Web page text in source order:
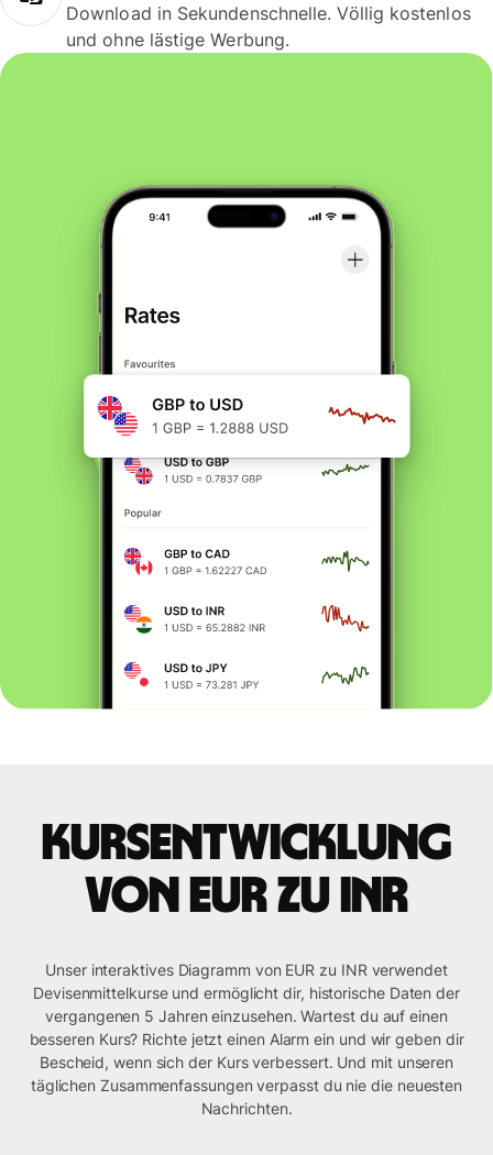
Download in Sekundenschnelle. Völlig kostenlos
und ohne lästige Werbung.
Kursentwicklung
von EUR zu INR
Unser interaktives Diagramm von EUR zu INR verwendet
Devisenmittelkurse und ermöglicht dir, historische Daten der
vergangenen 5 Jahren einzusehen. Wartest du auf einen
besseren Kurs? Richte jetzt einen Alarm ein und wir geben dir
Bescheid, wenn sich der Kurs verbessert. Und mit unseren
täglichen Zusammenfassungen verpasst du nie die neuesten
Nachrichten.